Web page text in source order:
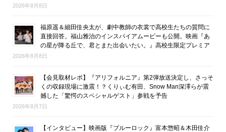
2026年8月8日
福原遥＆細田佳央太が、劇中教師の衣裳で高校生たちの質問に
直接回答。福山雅治のインスパイアムービーも公開。映画『あ
の星が降る丘で、君とまた出会いたい。』高校生限定プレミア
2026年8月8日
【会見取材レポ】『アリフォルニア』第2弾放送決定し、さっそ
くの収録現場に激震！？くりぃむ有田、Snow Man深澤らが震
撼した「驚愕のスペシャルゲスト」参戦を予告
2026年8月7日
【インタビュー】映画版『ブルーロック』富本惣昭＆木田佳介